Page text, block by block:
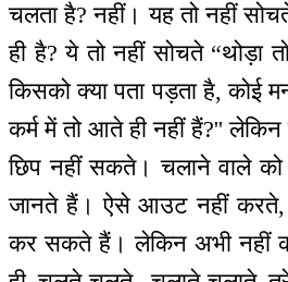
चलता है? नहीं। यह तो नहीं
ही है? ये तो नहीं सोचते “थोड़ा
किसको क्या पता पड़ता है, कोई
कर्म में तो आते ही नहीं हैं?''
छिप नहीं सकते। चलाने वाले को
जानते हैं। ऐसे आउट नहीं करते,
कर सकते हैं। लेकिन अभी नहीं